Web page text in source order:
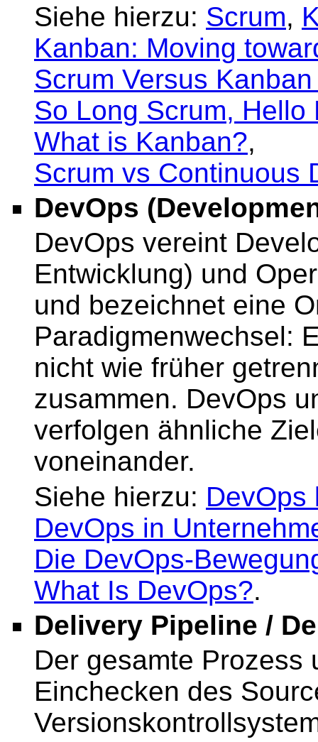
Siehe hierzu: Scrum,
Kanban: Moving
Scrum Versus
So Long Scrum,
What is Kanban?,
Scrum vs Continuous
DevOps
DevOps vereint
Entwicklung) und
und bezeichnet eine
Paradigmenwechsel:
nicht wie früher
zusammen. DevOps
verfolgen ähnliche
voneinander.
Siehe hierzu: DevOps
DevOps in
Die DevOps-
What Is DevOps?.
Delivery Pipeline /
Der gesamte Prozess
Einchecken des